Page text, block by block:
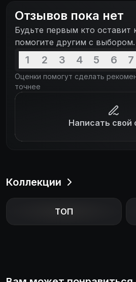
грозило разрушить семью.
возвращение Кузи, ставшего
бизнесменом, окончательно
надеялся вернуть Машу, но
жизни насовсем.
Отзывов пока нет
Будьте первым кто оставит
помогите другим с выбором.
1 2 3 4 5 6 7
Оценки помогут сделать
точнее
Написать свой
Коллекции
ТОП